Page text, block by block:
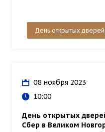
День открытых дверей
08 ноября 2023
10:00
День открытых
Сбер в Великом